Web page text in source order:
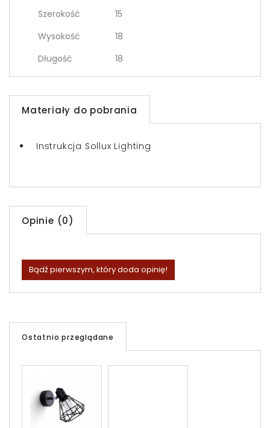
Szerokość
15
Wysokość
18
Długość
18
Materiały do pobrania
Instrukcja Sollux Lighting
Opinie (0)
Bądź pierwszym, który doda opinię!
Ostatnio przeglądane